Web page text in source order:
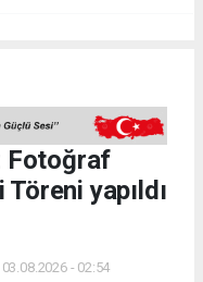
Fotoğraf
Töreni yapıldı
- 02:54